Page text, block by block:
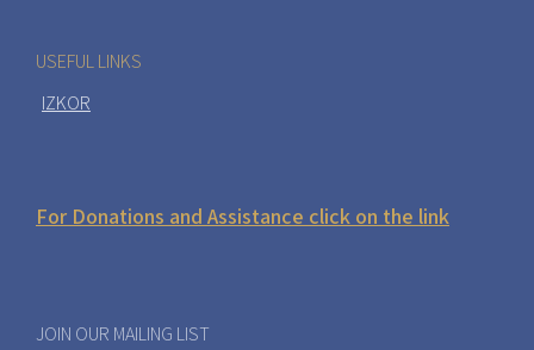
USEFUL LINKS
IZKOR
For Donations and Assistance click on the link
JOIN OUR MAILING LIST